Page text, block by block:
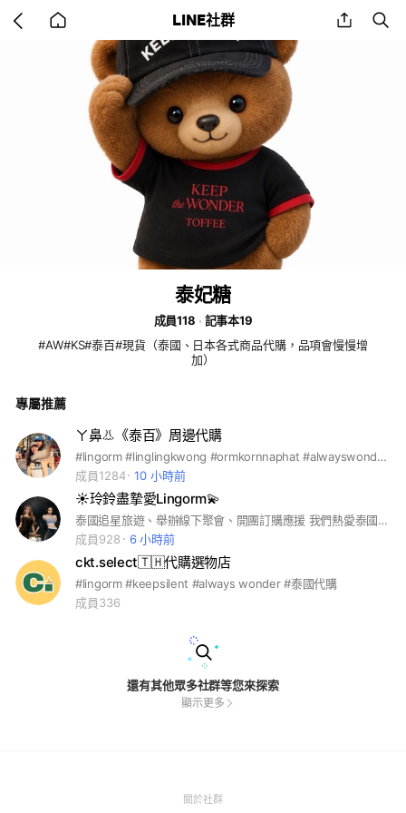
back
home
LINE社群 share
泰妃糖
成員118
記事本19
#AW#KS#泰百#現貨（泰國、日本各式商品代購，品項會慢慢增
加）
專屬推薦
ㄚ鼻👃《泰百》周邊代購
#lingorm #linglingkwong #ormkornnaphat #alwayswonder #keepsilent #thailand #周邊代購#泰國親飛連線
成員1284
10 小時前
☀️玲鈴盡摯愛Lingorm💫
泰國追星旅遊、舉辦線下聚會、開團訂購應援 我們熱愛泰國旅遊 🧳 積極參與海外粉絲見面會的應援 不定時開團訂購各類應援物 舉辦線下聚會、一起看劇一起尖叫 「愛就是要玲鈴盡摯愛無可救藥」 ☀️🌙LingOrm 的 JKR 💜💫
成員928
6 小時前
ckt.select🇹🇭代購選物店
#lingorm #keepsilent #always wonder #泰國代購
成員336
還有其他眾多社群等您來探索
顯示更多
關於社群(Open